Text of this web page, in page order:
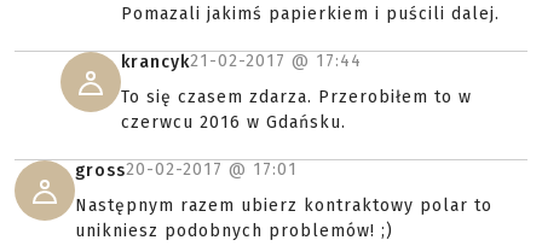
Pomazali jakimś papierkiem i puścili dalej.
krancyk21-02-2017 @ 17:44
To się czasem zdarza. Przerobiłem to w
czerwcu 2016 w Gdańsku.
gross20-02-2017 @ 17:01
Następnym razem ubierz kontraktowy polar to
unikniesz podobnych problemów! ;)